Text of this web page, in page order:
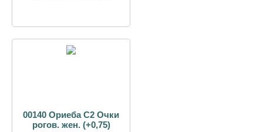
00140 Ориеба С2 Очки
рогов. жен. (+0,75)